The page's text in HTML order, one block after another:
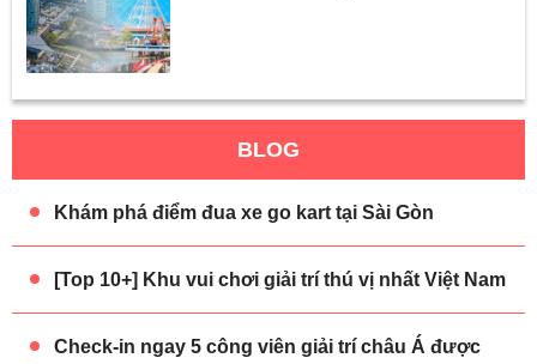
BLOG
Khám phá điểm đua xe go kart tại Sài Gòn
[Top 10+] Khu vui chơi giải trí thú vị nhất Việt Nam
Check-in ngay 5 công viên giải trí châu Á được